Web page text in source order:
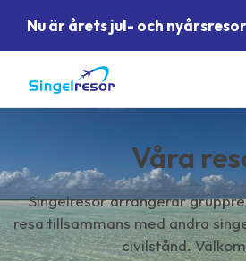
Nu är årets jul- och
Våra
Singelresor arrangerar
resa tillsammans med andra
civilstånd.